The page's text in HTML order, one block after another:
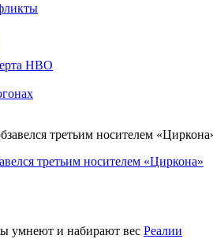
НВО
третьим носителем «Циркона»
Реалии